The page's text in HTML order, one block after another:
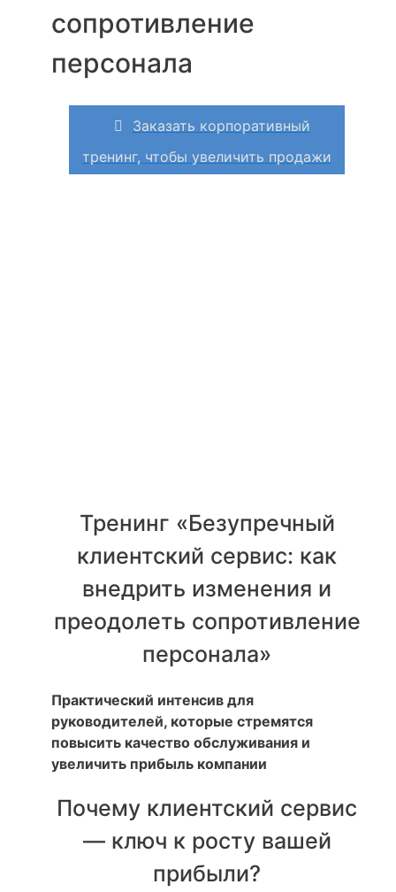
сопротивление
персонала
Заказать корпоративный
тренинг, чтобы увеличить продажи
Тренинг «Безупречный
клиентский сервис: как
внедрить изменения и
преодолеть сопротивление
персонала»
Практический интенсив для
руководителей, которые стремятся
повысить качество обслуживания и
увеличить прибыль компании
Почему клиентский сервис
— ключ к росту вашей
прибыли?